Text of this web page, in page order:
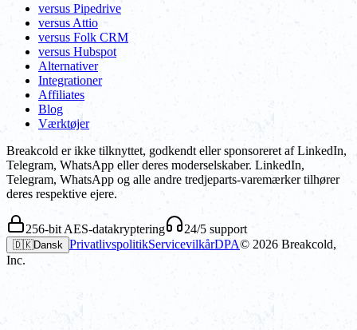
versus Pipedrive
versus Attio
versus Folk CRM
versus Hubspot
Alternativer
Integrationer
Affiliates
Blog
Værktøjer
Breakcold er ikke tilknyttet, godkendt eller sponsoreret af LinkedIn,
Telegram, WhatsApp eller deres moderselskaber. LinkedIn,
Telegram, WhatsApp og alle andre tredjeparts-varemærker tilhører
deres respektive ejere.
256-bit AES-datakryptering 24/5 support
🇩🇰Dansk PrivatlivspolitikServicevilkårDPA© 2026 Breakcold,
Inc.